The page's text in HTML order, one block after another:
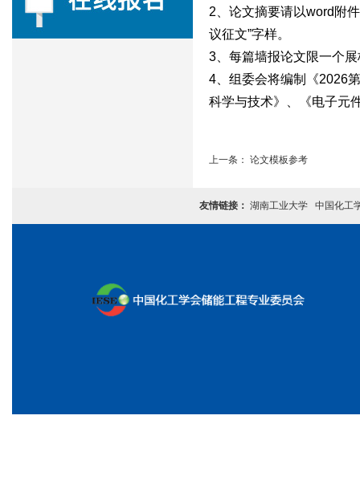
2、论文摘要请以word附
议征文”字样。
3、每篇墙报论文限一个
4、组委会将编制《2026
科学与技术》、《电子元
上一条： 论文模板参考
友情链接： 湖南工业大学 中国化工